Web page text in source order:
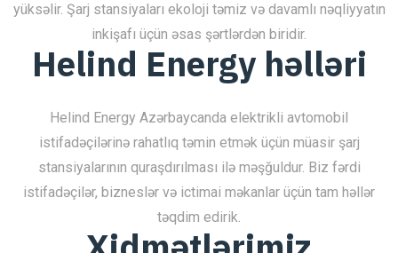
yüksəlir. Şarj stansiyaları ekoloji təmiz və davamlı nəqliyyatın
inkişafı üçün əsas şərtlərdən biridir.
Helind Energy həlləri
Helind Energy Azərbaycanda elektrikli avtomobil
istifadəçilərinə rahatlıq təmin etmək üçün müasir şarj
stansiyalarının quraşdırılması ilə məşğuldur. Biz fərdi
istifadəçilər, bizneslər və ictimai məkanlar üçün tam həllər
təqdim edirik.